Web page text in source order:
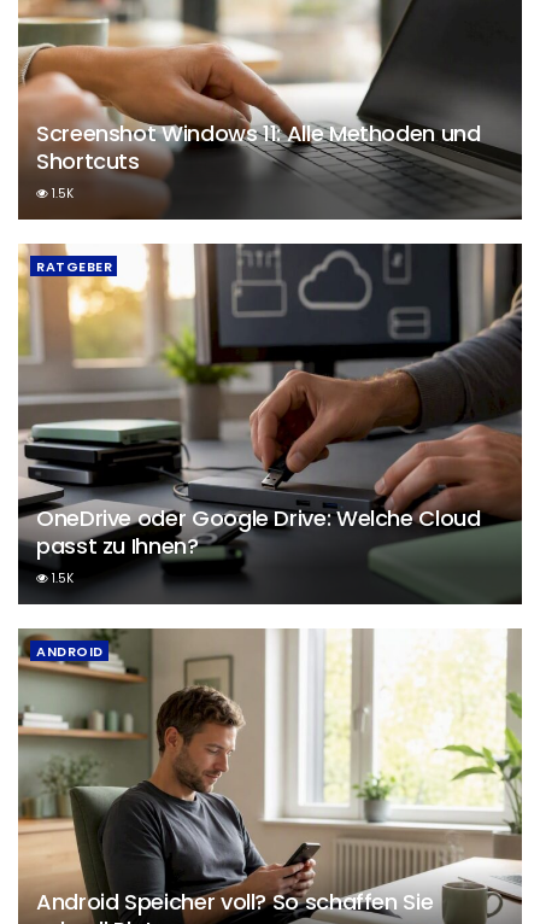
Screenshot Windows 11: Alle Methoden und
Shortcuts
1.5K
RATGEBER
OneDrive oder Google Drive: Welche Cloud
passt zu Ihnen?
1.5K
ANDROID
Android Speicher voll? So schaffen Sie